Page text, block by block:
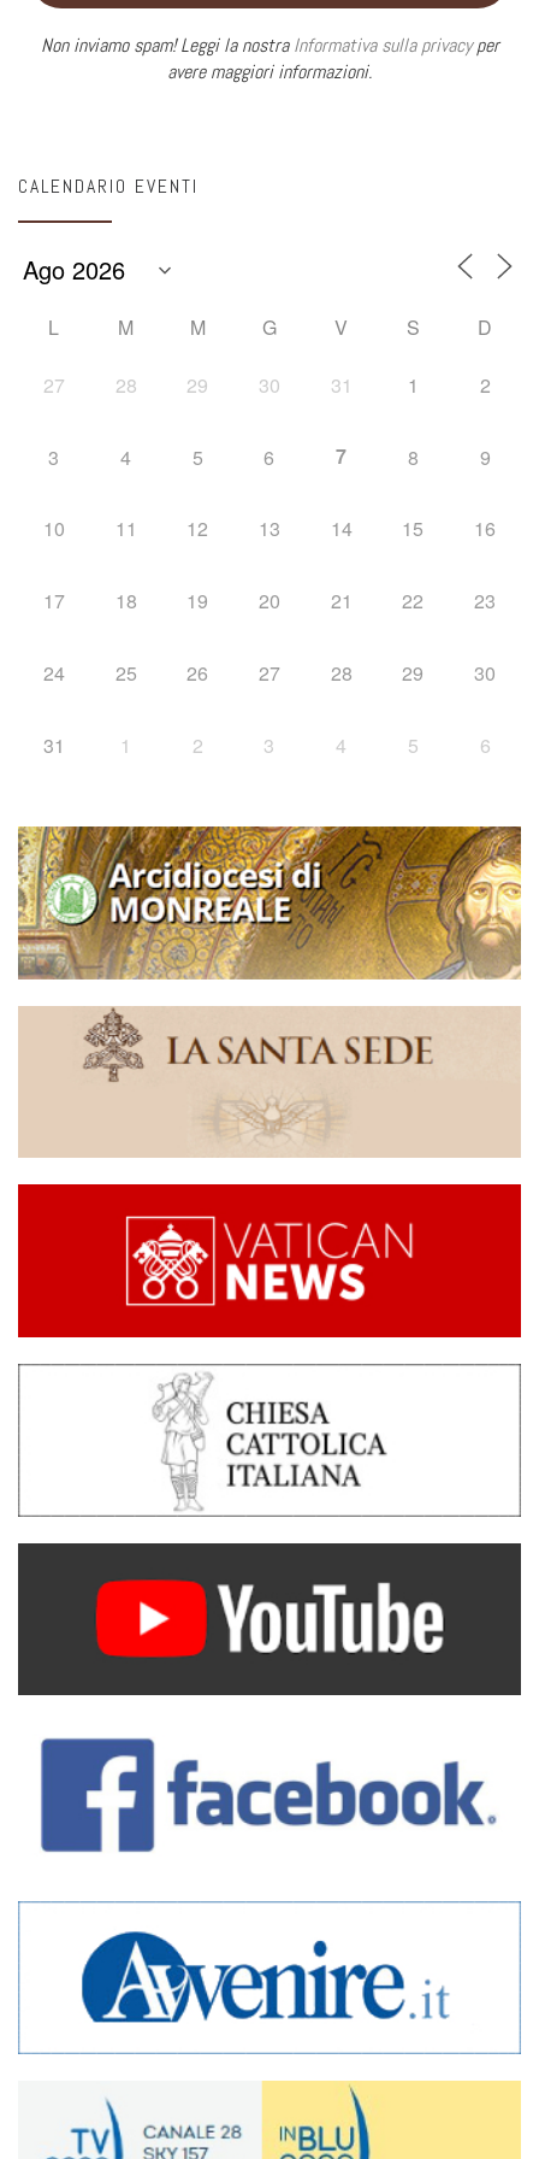
Non inviamo spam! Leggi la nostraInformativa sulla privacyper
avere maggiori informazioni.
CALENDARIO EVENTI
L M M G V S D
27 28 29 30 31 1 2
3 4 5 6 7 8 9
10 11 12 13 14 15 16
17 18 19 20 21 22 23
24 25 26 27 28 29 30
31 1 2 3 4 5 6